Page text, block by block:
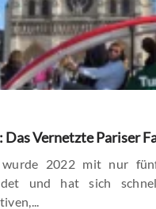
Das Vernetzte Pariser
2022 mit nur
und hat sich